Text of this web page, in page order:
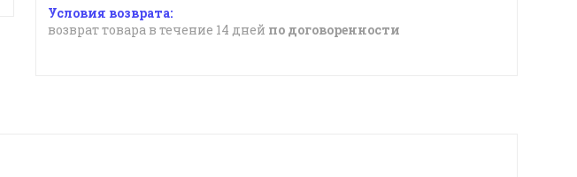
возврат товара в течение 14 дней по договоренности